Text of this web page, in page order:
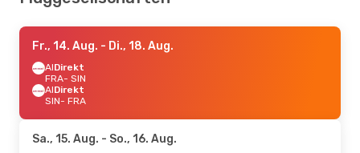
Fr., 14. Aug. - Di., 18. Aug.
AIDirekt
FRA- SIN
AIDirekt
SIN- FRA
Sa., 15. Aug. - So., 16. Aug.